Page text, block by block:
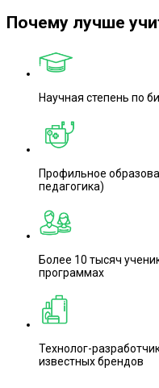
Почему лучше
Научная степень по
Профильное
педагогика)
Более 10 тысяч
программах
Технолог-
известных брендов